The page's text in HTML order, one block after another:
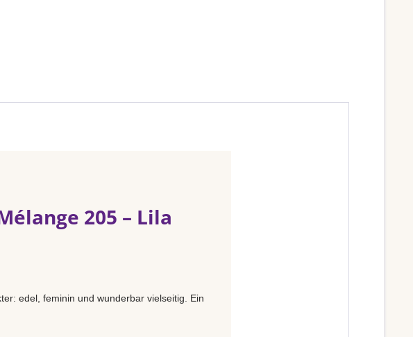
205 – Lila
edel, feminin und wunderbar vielseitig. Ein